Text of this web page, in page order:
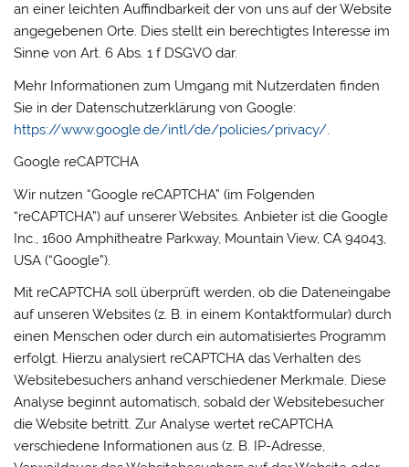
an einer leichten Auffindbarkeit der von uns auf der Website
angegebenen Orte. Dies stellt ein berechtigtes Interesse im
Sinne von Art. 6 Abs. 1 f DSGVO dar.
Mehr Informationen zum Umgang mit Nutzerdaten finden
Sie in der Datenschutzerklärung von Google:
https://www.google.de/intl/de/policies/privacy/.
Google reCAPTCHA
Wir nutzen “Google reCAPTCHA” (im Folgenden
“reCAPTCHA”) auf unserer Websites. Anbieter ist die Google
Inc., 1600 Amphitheatre Parkway, Mountain View, CA 94043,
USA (“Google”).
Mit reCAPTCHA soll überprüft werden, ob die Dateneingabe
auf unseren Websites (z. B. in einem Kontaktformular) durch
einen Menschen oder durch ein automatisiertes Programm
erfolgt. Hierzu analysiert reCAPTCHA das Verhalten des
Websitebesuchers anhand verschiedener Merkmale. Diese
Analyse beginnt automatisch, sobald der Websitebesucher
die Website betritt. Zur Analyse wertet reCAPTCHA
verschiedene Informationen aus (z. B. IP-Adresse,